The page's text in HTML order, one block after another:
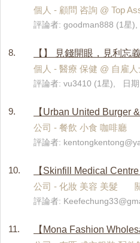
個人 - 顧問 咨詢 @ Top
評論者: goodman888 (1
8.
【】 見錢開眼，見利忘
個人 - 醫療 保健 @ 自雇人
評論者: vu3410 (1星), 日
9.
【Urban United Burger
公司 - 餐飲 小食 咖啡廳
評論者:
10.
【Skinfill Medical
公司 - 化妝 美容 美髮
評論者:
11.
【Mona Fashion